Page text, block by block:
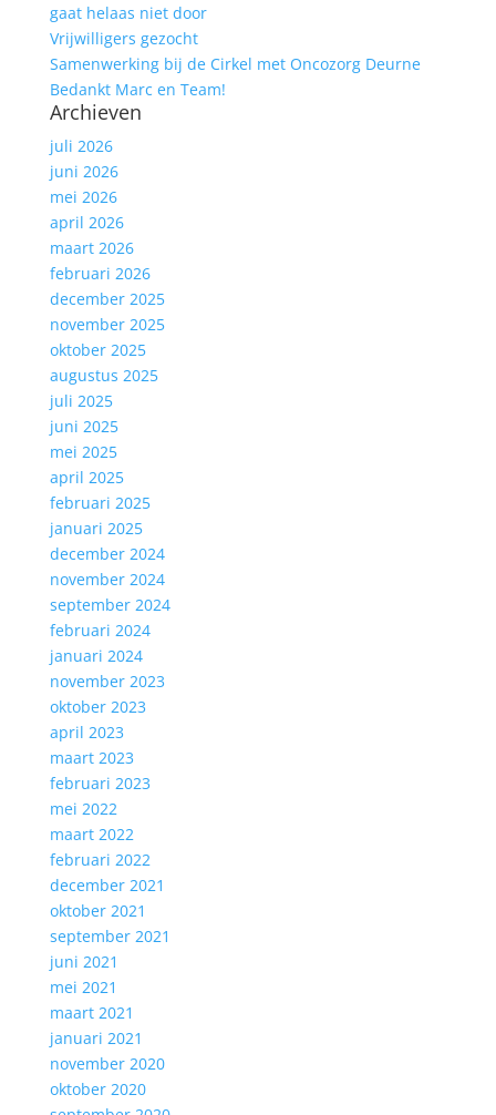
gaat helaas niet door
Vrijwilligers gezocht
Samenwerking bij de Cirkel met Oncozorg Deurne
Bedankt Marc en Team!
Archieven
juli 2026
juni 2026
mei 2026
april 2026
maart 2026
februari 2026
december 2025
november 2025
oktober 2025
augustus 2025
juli 2025
juni 2025
mei 2025
april 2025
februari 2025
januari 2025
december 2024
november 2024
september 2024
februari 2024
januari 2024
november 2023
oktober 2023
april 2023
maart 2023
februari 2023
mei 2022
maart 2022
februari 2022
december 2021
oktober 2021
september 2021
juni 2021
mei 2021
maart 2021
januari 2021
november 2020
oktober 2020